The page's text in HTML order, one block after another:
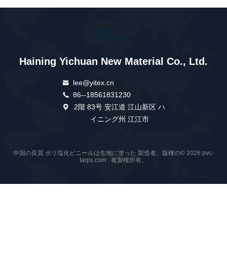
Haining Yichuan New Material Co., Ltd.
lee@yitex.cn
86--18561831230
2階 83号 安江道 江山新区 ハ
イニング州 江江市
中国の良質 ポリ塩化ビニールは生地に塗った 製造者。版権の© 2026 pvc-
tarps.com . 複製権所有。